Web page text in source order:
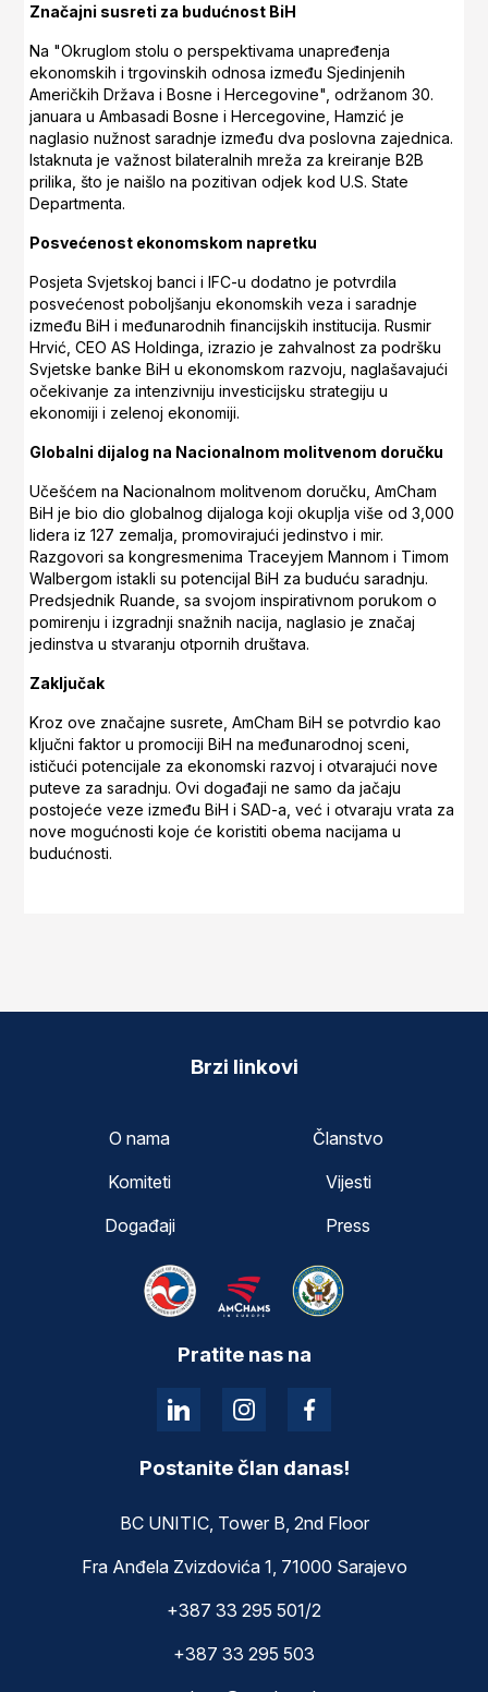
Značajni susreti za budućnost BiH
Na "Okruglom stolu o perspektivama unapređenja
ekonomskih i trgovinskih odnosa između Sjedinjenih
Američkih Država i Bosne i Hercegovine", održanom 30.
januara u Ambasadi Bosne i Hercegovine, Hamzić je
naglasio nužnost saradnje između dva poslovna zajednica.
Istaknuta je važnost bilateralnih mreža za kreiranje B2B
prilika, što je naišlo na pozitivan odjek kod U.S. State
Departmenta.
Posvećenost ekonomskom napretku
Posjeta Svjetskoj banci i IFC-u dodatno je potvrdila
posvećenost poboljšanju ekonomskih veza i saradnje
između BiH i međunarodnih financijskih institucija. Rusmir
Hrvić, CEO AS Holdinga, izrazio je zahvalnost za podršku
Svjetske banke BiH u ekonomskom razvoju, naglašavajući
očekivanje za intenzivniju investicijsku strategiju u
ekonomiji i zelenoj ekonomiji.
Globalni dijalog na Nacionalnom molitvenom doručku
Učešćem na Nacionalnom molitvenom doručku, AmCham
BiH je bio dio globalnog dijaloga koji okuplja više od 3,000
lidera iz 127 zemalja, promovirajući jedinstvo i mir.
Razgovori sa kongresmenima Traceyjem Mannom i Timom
Walbergom istakli su potencijal BiH za buduću saradnju.
Predsjednik Ruande, sa svojom inspirativnom porukom o
pomirenju i izgradnji snažnih nacija, naglasio je značaj
jedinstva u stvaranju otpornih društava.
Zaključak
Kroz ove značajne susrete, AmCham BiH se potvrdio kao
ključni faktor u promociji BiH na međunarodnoj sceni,
ističući potencijale za ekonomski razvoj i otvarajući nove
puteve za saradnju. Ovi događaji ne samo da jačaju
postojeće veze između BiH i SAD-a, već i otvaraju vrata za
nove mogućnosti koje će koristiti obema nacijama u
budućnosti.
Brzi linkovi
O nama
Članstvo
Komiteti
Vijesti
Događaji
Press
Pratite nas na
Postanite član danas!
BC UNITIC, Tower B, 2nd Floor
Fra Anđela Zvizdovića 1, 71000 Sarajevo
+387 33 295 501/2
+387 33 295 503